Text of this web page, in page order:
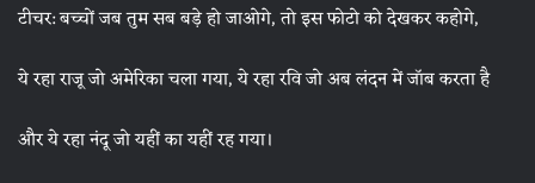
टीचर: बच्चों जब तुम सब बड़े हो जाओगे, तो इस फोटो को देखकर कहोगे,
ये रहा राजू जो अमेरिका चला गया, ये रहा रवि जो अब लंदन में जॉब करता है
और ये रहा नंदू जो यहीं का यहीं रह गया।